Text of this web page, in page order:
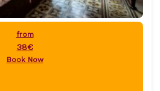
from
38€
Book Now